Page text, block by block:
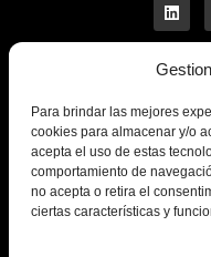
Para brindar las mejores
cookies para almacenar y/o
acepta el uso de estas
comportamiento de
no acepta o retira el
ciertas características y
Compañía